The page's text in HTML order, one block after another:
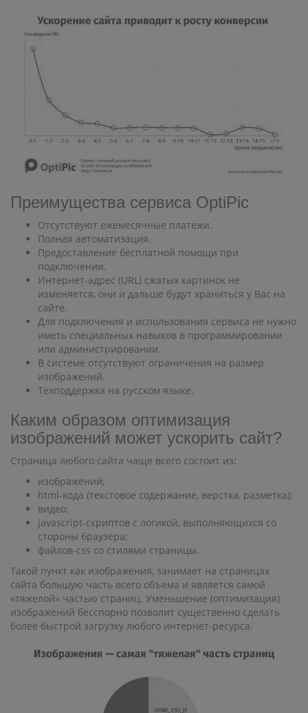
Преимущества сервиса OptiPic
Отсутствуют ежемесячные платежи.
Полная автоматизация.
Предоставление бесплатной помощи при
подключении.
Интернет-адрес (URL) сжатых картинок не
изменяется, они и дальше будут храниться у Вас на
сайте.
Для подключения и использования сервиса не нужно
иметь специальных навыков в программировании
или администрировании.
В системе отсутствуют ограничения на размер
изображений.
Техподдержка на русском языке.
Каким образом оптимизация
изображений может ускорить сайт?
Страница любого сайта чаще всего состоит из:
изображений;
html-кода (текстовое содержание, верстка, разметка);
видео;
javascript-скриптов с логикой, выполняющихся со
стороны браузера;
файлов-css со стилями страницы.
Такой пункт как изображения, занимает на страницах
сайта большую часть всего объема и является самой
«тяжелой» частью страниц. Уменьшение (оптимизация)
изображений бесспорно позволит существенно сделать
более быстрой загрузку любого интернет-ресурса.